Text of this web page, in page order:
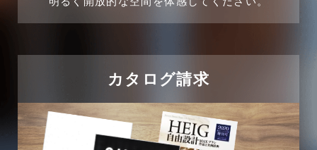
住宅に関するよくある質問
商品情報
2024年9月
2024年7月
カタログ請求